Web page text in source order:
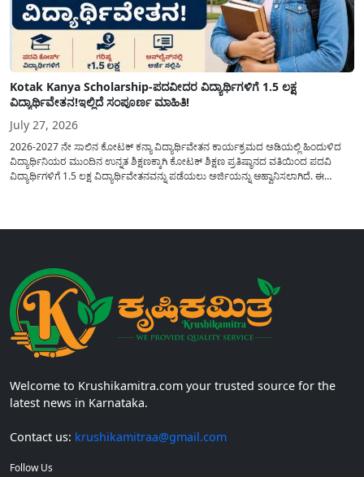
Kotak Kanya Scholarship-ಪದವೀದರ ವಿದ್ಯಾರ್ಥಿಗಳಿಗೆ 1.5 ಲಕ್ಷ
ವಿದ್ಯಾರ್ಥಿವೇತನ!ಇಲ್ಲಿದೆ ಸಂಪೂರ್ಣ ಮಾಹಿತಿ!
July 27, 2026
2026-2027 ನೇ ಸಾಲಿನ ಕೋಟಕ್ ಕನ್ಯಾ ವಿದ್ಯಾರ್ಥಿವೇತನ ಕಾರ್ಯಕ್ರಮದ ಅಡಿಯಲ್ಲಿ ಹಿಂದುಳಿದ
ವಿದ್ಯಾರ್ಥಿನಿಯರ ಮುಂದಿನ ಉನ್ನತ ಶಿಕ್ಷಣಕ್ಕಾಗಿ ಕೋಟಕ್ ಶಿಕ್ಷಣ ಪ್ರತಿಷ್ಠಾನದ ವತಿಯಿಂದ ಪದವಿ
ವಿದ್ಯಾರ್ಥಿಗಳಿಗೆ 1.5 ಲಕ್ಷ ವಿದ್ಯಾರ್ಥಿವೇತನವನ್ನು ಪಡೆಯಲು ಅರ್ಜಿಯನ್ನು ಆಹ್ವಾನಿಸಲಾಗಿದೆ. ಈ
Welcome to Krushikamitra.com your trusted source for the
latest news in Karnataka.
Contact us: krushikamitraa@gmail.com
Follow Us